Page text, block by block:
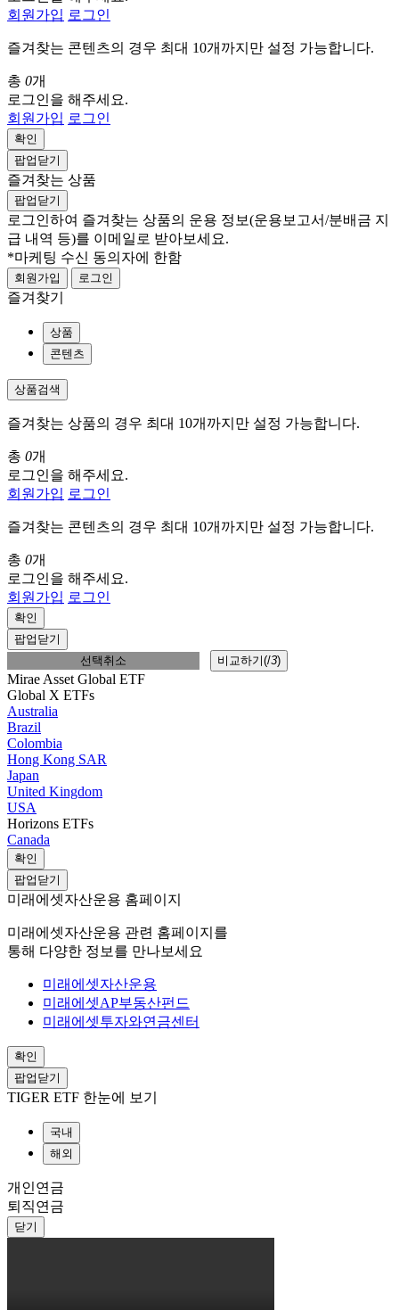
회원가입 로그인
즐겨찾는 콘텐츠의 경우 최대 10개까지만 설정 가능합니다.
총 0개
로그인을 해주세요.
회원가입 로그인
확인
팝업닫기
즐겨찾는 상품
팝업닫기
로그인하여 즐겨찾는 상품의 운용 정보(운용보고서/분배금 지
급 내역 등)를 이메일로 받아보세요.
*마케팅 수신 동의자에 한함
회원가입 로그인
즐겨찾기
상품
콘텐츠
상품검색
즐겨찾는 상품의 경우 최대 10개까지만 설정 가능합니다.
총 0개
로그인을 해주세요.
회원가입 로그인
즐겨찾는 콘텐츠의 경우 최대 10개까지만 설정 가능합니다.
총 0개
로그인을 해주세요.
회원가입 로그인
확인
팝업닫기
선택취소
비교하기(/3)
Mirae Asset Global ETF
Global X ETFs
Australia
Brazil
Colombia
Hong Kong SAR
Japan
United Kingdom
USA
Horizons ETFs
Canada
확인
팝업닫기
미래에셋자산운용 홈페이지
미래에셋자산운용 관련 홈페이지를
통해 다양한 정보를 만나보세요
미래에셋자산운용
미래에셋AP부동산펀드
미래에셋투자와연금센터
확인
팝업닫기
TIGER ETF 한눈에 보기
국내
해외
개인연금
퇴직연금
닫기